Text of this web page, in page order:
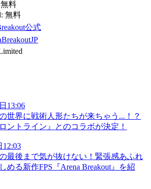
無料
無料
公式
13:06
世界に戦術人形たちが来ちゃう...！？
ントライン』とのコラボが決定！
12:03
最後まで気が抜けない！緊張感あふれ
める新作FPS『Arena Breakout』を紹